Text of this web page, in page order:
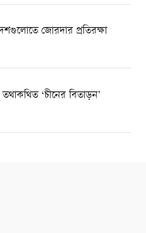
জোরদার প্রতিরক্ষা
‘চীনের বিতাড়ন’